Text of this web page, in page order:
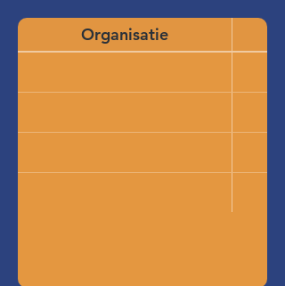
Organisatie